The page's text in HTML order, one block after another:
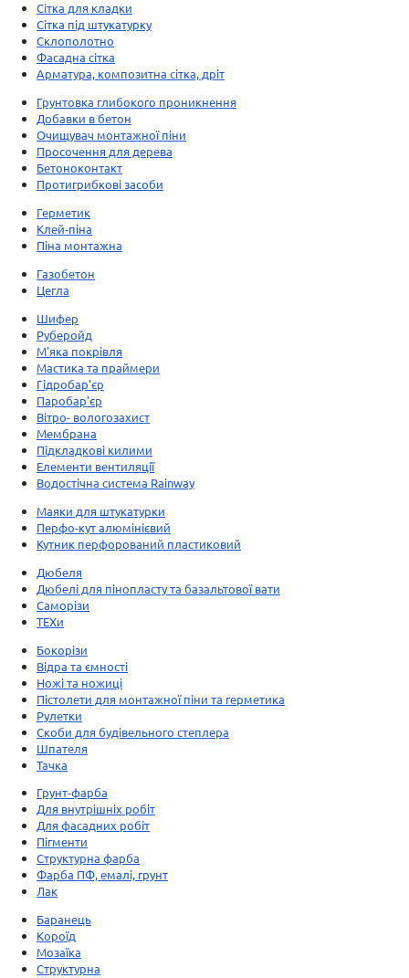
Сітка для кладки
Сітка під штукатурку
Склополотно
Фасадна сітка
Арматура, композитна сітка, дріт
Грунтовка глибокого проникнення
Добавки в бетон
Очищувач монтажної піни
Просочення для дерева
Бетоноконтакт
Протигрибкові засоби
Герметик
Клей-піна
Піна монтажна
Газобетон
Цегла
Шифер
Руберойд
М'яка покрівля
Мастика та праймери
Гідробар'єр
Паробар'єр
Вітро- вологозахист
Мембрана
Підкладкові килими
Елементи вентиляції
Водостічна система Rainway
Маяки для штукатурки
Перфо-кут алюмінієвий
Кутник перфорований пластиковий
Дюбеля
Дюбелі для пінопласту та базальтової вати
Саморізи
ТЕХи
Бокорізи
Відра та ємності
Ножі та ножиці
Пістолети для монтажної піни та герметика
Рулетки
Скоби для будівельного степлера
Шпателя
Тачка
Грунт-фарба
Для внутрішніх робіт
Для фасадних робіт
Пігменти
Структурна фарба
Фарба ПФ, емалі, грунт
Лак
Баранець
Короїд
Мозаїка
Структурна